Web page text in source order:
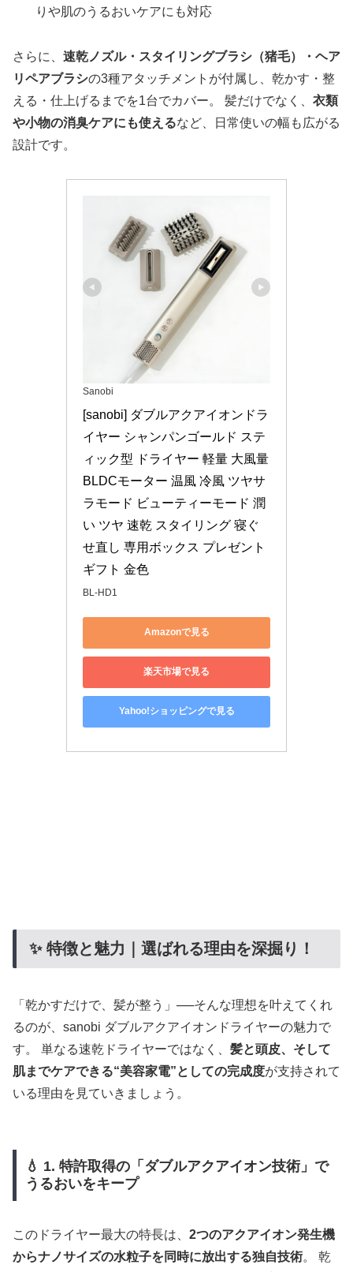
りや肌のうるおいケアにも対応
さらに、 速乾ノズル・スタイリングブラシ（猪毛）・ヘア
リペアブラシの3種アタッチメントが付属し、乾かす・整
える・仕上げるまでを1台でカバー。 髪だけでなく、 衣類
や小物の消臭ケアにも使えるなど、日常使いの幅も広がる
設計です。
Sanobi
[sanobi] ダブルアクアイオンドラ
イヤー シャンパンゴールド ステ
ィック型 ドライヤー 軽量 大風量
BLDCモーター 温風 冷風 ツヤサ
ラモード ビューティーモード 潤
い ツヤ 速乾 スタイリング 寝ぐ
せ直し 専用ボックス プレゼント
ギフト 金色
BL-HD1
Amazonで見る
楽天市場で見る
Yahoo!ショッピングで見る
✨ 特徴と魅力｜選ばれる理由を深掘り！
「乾かすだけで、髪が整う」──そんな理想を叶えてくれ
るのが、sanobi ダブルアクアイオンドライヤーの魅力で
す。 単なる速乾ドライヤーではなく、 髪と頭皮、そして
肌までケアできる“美容家電”としての完成度が支持されて
いる理由を見ていきましょう。
💧 1. 特許取得の「ダブルアクアイオン技術」で
うるおいをキープ
このドライヤー最大の特長は、 2つのアクアイオン発生機
からナノサイズの水粒子を同時に放出する独自技術。 乾